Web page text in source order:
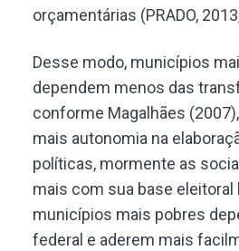
orçamentárias (PRADO,
Desse modo, municípios
dependem menos das
conforme Magalhães
mais autonomia na
políticas, mormente as
mais com sua base eleitoral
municípios mais pobres
federal e aderem mais